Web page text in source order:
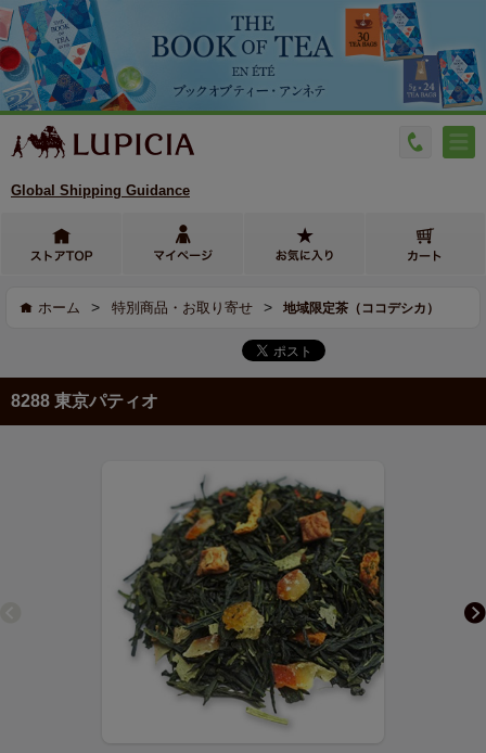
Global Shipping Guidance
ホーム > 特別商品・お取り寄せ > 地域限定茶（ココデシカ）
8288 東京パティオ